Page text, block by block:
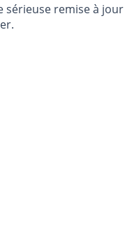
remise à